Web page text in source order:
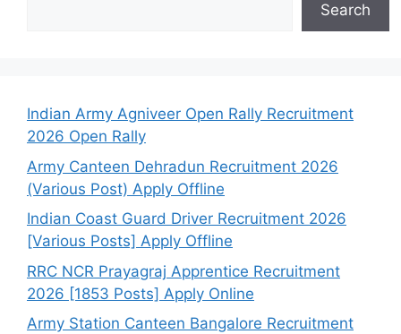
Search
Indian Army Agniveer Open Rally Recruitment
2026 Open Rally
Army Canteen Dehradun Recruitment 2026
(Various Post) Apply Offline
Indian Coast Guard Driver Recruitment 2026
[Various Posts] Apply Offline
RRC NCR Prayagraj Apprentice Recruitment
2026 [1853 Posts] Apply Online
Army Station Canteen Bangalore Recruitment